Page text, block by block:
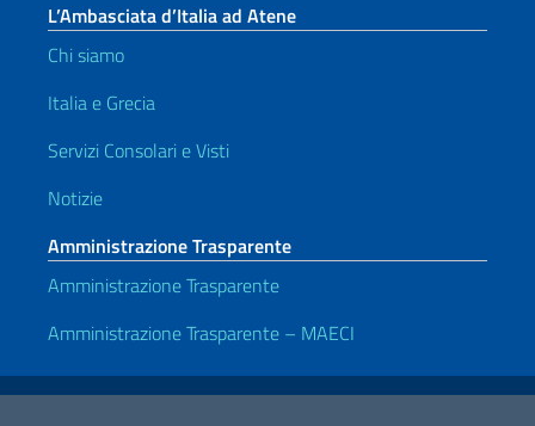
L’Ambasciata d’Italia ad Atene
Chi siamo
Italia e Grecia
Servizi Consolari e Visti
Notizie
Amministrazione Trasparente
Amministrazione Trasparente
Amministrazione Trasparente – MAECI
Link Utili